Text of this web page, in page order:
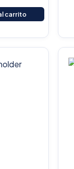
carrito